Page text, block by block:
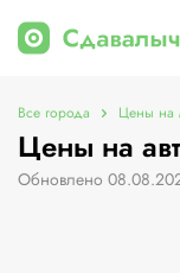
Все города Цены на
Цены на
Обновлено